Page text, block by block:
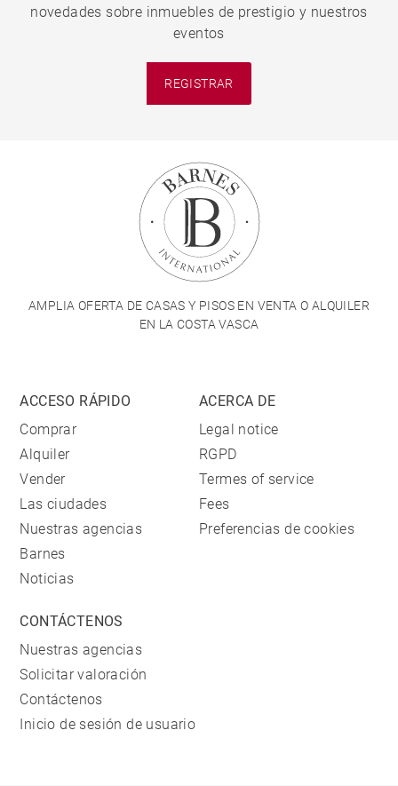
novedades sobre inmuebles de prestigio y nuestros
eventos
REGISTRAR
AMPLIA OFERTA DE CASAS Y PISOS EN VENTA O ALQUILER
EN LA COSTA VASCA
ACCESO RÁPIDO
Comprar
Alquiler
Vender
Las ciudades
Nuestras agencias
Barnes
Noticias
ACERCA DE
Legal notice
RGPD
Termes of service
Fees
Preferencias de cookies
CONTÁCTENOS
Nuestras agencias
Solicitar valoración
Contáctenos
Inicio de sesión de usuario